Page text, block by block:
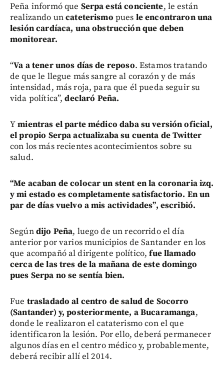
Peña informó que Serpa está conciente, le están
realizando uncateterismo pues le encontraron una
lesión cardíaca, una obstrucción que deben
monitorear.
“Va a tener unos días de reposo. Estamos tratando
de que le llegue más sangre al corazón y de más
intensidad, más roja, para que él pueda seguir su
vida política”, declaró Peña.
Ymientras el parte médico daba su versión oficial,
el propio Serpa actualizaba su cuenta de Twitter
con los más recientes acontecimientos sobre su
salud.
“Me acaban de colocar un stent en la coronaria izq.
y mi estado es completamente satisfactorio. En un
par de días vuelvo a mis actividades”, escribió.
Segúndijo Peña, luego de un recorrido el día
anterior por varios municipios de Santander en los
que acompañó al dirigente político,fue llamado
cerca de las tres de la mañana de este domingo
pues Serpa no se sentía bien.
Fue trasladado al centro de salud de Socorro
(Santander) y, posteriormente, a Bucaramanga,
donde le realizaron el cataterismo con el que
identificaron la lesión. Por ello, deberá permanecer
algunos días en el centro médico y, probablemente,
deberá recibir allí el 2014.